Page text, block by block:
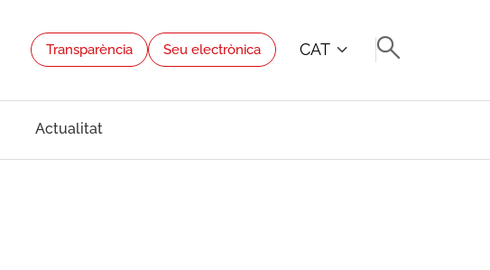
Transparència Seu electrònica CAT
Actualitat